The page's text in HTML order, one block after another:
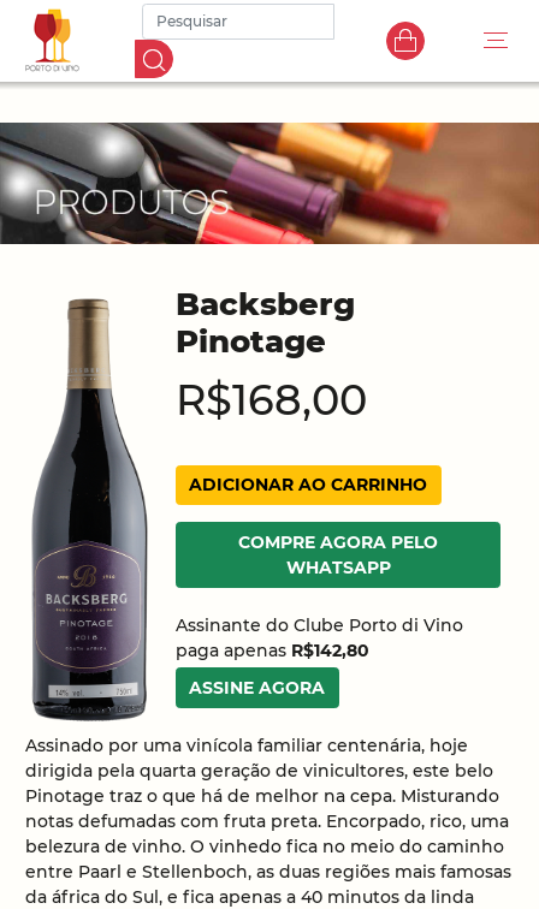
Backsberg
Pinotage
R$168,00
ADICIONAR AO CARRINHO
COMPRE AGORA PELO
WHATSAPP
Assinante do Clube Porto di Vino
paga apenas R$142,80
ASSINE AGORA
Assinado por uma vinícola familiar centenária, hoje
dirigida pela quarta geração de vinicultores, este belo
Pinotage traz o que há de melhor na cepa. Misturando
notas defumadas com fruta preta. Encorpado, rico, uma
belezura de vinho. O vinhedo fica no meio do caminho
entre Paarl e Stellenboch, as duas regiões mais famosas
da áfrica do Sul, e fica apenas a 40 minutos da linda